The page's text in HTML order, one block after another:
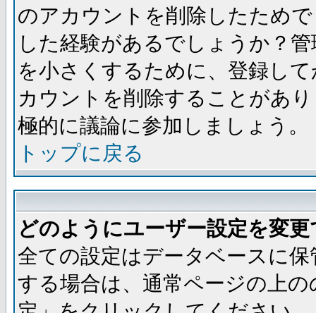
のアカウントを削除したため
した経験があるでしょうか？
を小さくするために、登録し
カウントを削除することがあ
極的に議論に参加しましょう。
トップに戻る
どのようにユーザー設定を変
全ての設定はデータベースに
する場合は、通常ページの上